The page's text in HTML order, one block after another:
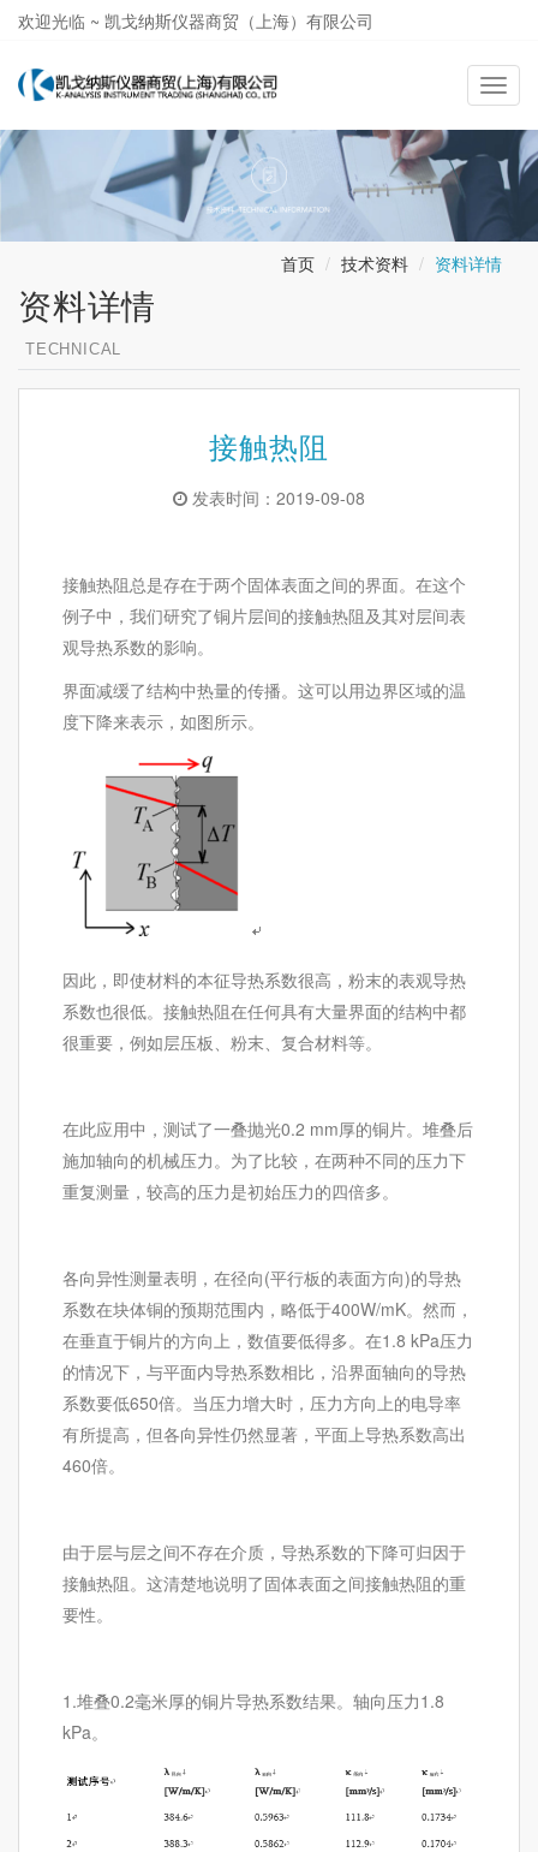
欢迎光临 ~ 凯戈纳斯仪器商贸（上海）有限公司
导
航
切
换
首页 技术资料 资料详情
资料详情
TECHNICAL
接触热阻
发表时间：2019-09-08
接触热阻总是存在于两个固体表面之间的界面。在这个
例子中，我们研究了铜片层间的接触热阻及其对层间表
观导热系数的影响。
界面减缓了结构中热量的传播。这可以用边界区域的温
度下降来表示，如图所示。
因此，即使材料的本征导热系数很高，粉末的表观导热
系数也很低。接触热阻在任何具有大量界面的结构中都
很重要，例如层压板、粉末、复合材料等。
在此应用中，测试了一叠抛光0.2 mm厚的铜片。堆叠后
施加轴向的机械压力。为了比较，在两种不同的压力下
重复测量，较高的压力是初始压力的四倍多。
各向异性测量表明，在径向(平行板的表面方向)的导热
系数在块体铜的预期范围内，略低于400W/mK。然而，
在垂直于铜片的方向上，数值要低得多。在1.8 kPa压力
的情况下，与平面内导热系数相比，沿界面轴向的导热
系数要低650倍。当压力增大时，压力方向上的电导率
有所提高，但各向异性仍然显著，平面上导热系数高出
460倍。
由于层与层之间不存在介质，导热系数的下降可归因于
接触热阻。这清楚地说明了固体表面之间接触热阻的重
要性。
1.堆叠0.2毫米厚的铜片导热系数结果。轴向压力1.8
kPa。